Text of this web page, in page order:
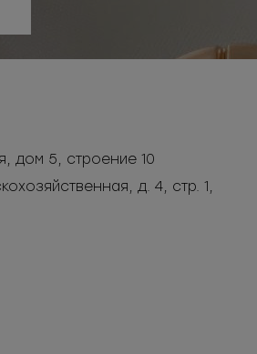
дом 5, строение 10
д. 4, стр. 1,